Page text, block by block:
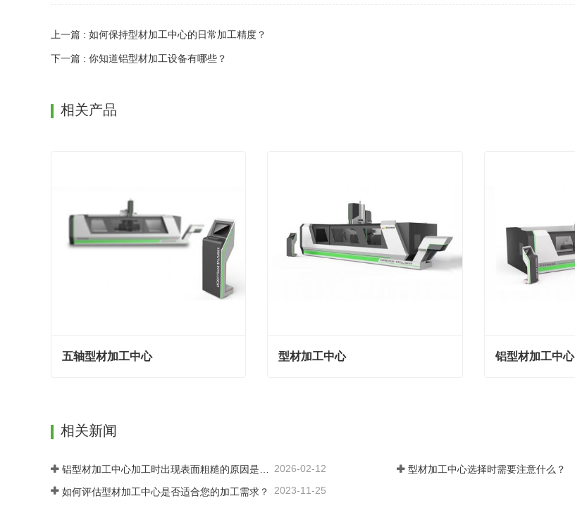
上一篇 : 如何保持型材加工中心的日常加工精度？
下一篇 : 你知道铝型材加工设备有哪些？
相关产品
五轴型材加工中心 型材加工中心 铝型材加工中心
相关新闻
铝型材加工中心加工时出现表面粗糙的原因是什么？ 2026-02-12 型材加工中心选择时需要注意什么？
如何评估型材加工中心是否适合您的加工需求？ 2023-11-25